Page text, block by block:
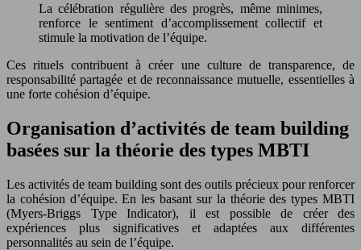
La célébration régulière des progrès, même minimes,
renforce le sentiment d’accomplissement collectif et
stimule la motivation de l’équipe.
Ces rituels contribuent à créer une culture de transparence, de
responsabilité partagée et de reconnaissance mutuelle, essentielles à
une forte cohésion d’équipe.
Organisation d’activités de team building
basées sur la théorie des types MBTI
Les activités de team building sont des outils précieux pour renforcer
la cohésion d’équipe. En les basant sur la théorie des types MBTI
(Myers-Briggs Type Indicator), il est possible de créer des
expériences plus significatives et adaptées aux différentes
personnalités au sein de l’équipe.